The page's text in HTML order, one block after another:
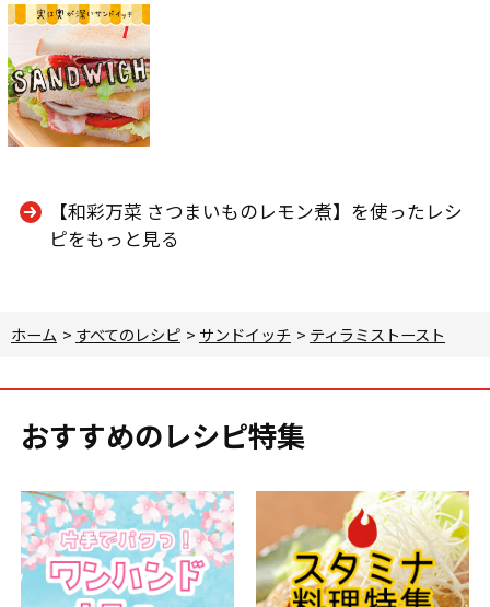
【和彩万菜 さつまいものレモン煮】を使ったレシ
ピをもっと見る
ホーム > すべてのレシピ > サンドイッチ > ティラミストースト
おすすめのレシピ特集